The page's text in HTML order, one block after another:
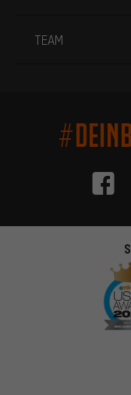
TEAM